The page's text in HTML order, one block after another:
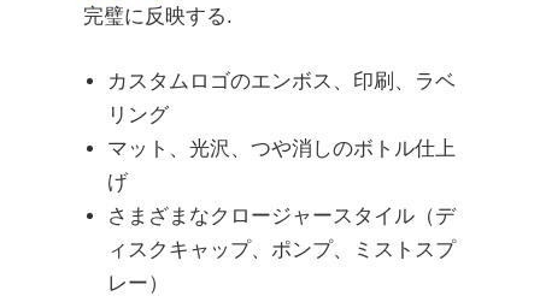
完璧に反映する.
カスタムロゴのエンボス、印刷、ラベ
リング
マット、光沢、つや消しのボトル仕上
げ
さまざまなクロージャースタイル（デ
ィスクキャップ、ポンプ、ミストスプ
レー）